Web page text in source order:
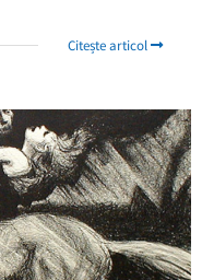
Citește articol